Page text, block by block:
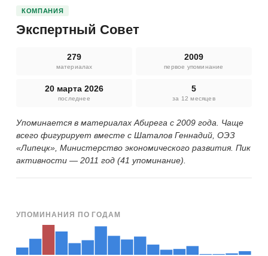
КОМПАНИЯ
Экспертный Совет
279
материалах
2009
первое упоминание
20 марта 2026
последнее
5
за 12 месяцев
Упоминается в материалах Абирега с 2009 года. Чаще
всего фигурирует вместе с Шаталов Геннадий, ОЭЗ
«Липецк», Министерство экономического развития. Пик
активности — 2011 год (41 упоминание).
УПОМИНАНИЯ ПО ГОДАМ